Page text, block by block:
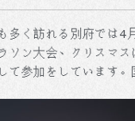
多く訪れる別府では
ソン大会、クリスマ
て参加をしています